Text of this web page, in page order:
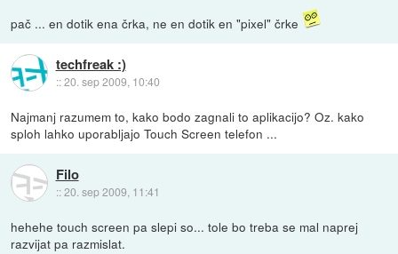
pač ... en dotik ena črka, ne en dotik en "pixel" črke
techfreak :)
::20. sep 2009, 10:40
Najmanj razumem to, kako bodo zagnali to aplikacijo? Oz. kako
sploh lahko uporabljajo Touch Screen telefon ...
Filo
::20. sep 2009, 11:41
hehehe touch screen pa slepi so... tole bo treba se mal naprej
razvijat pa razmislat.